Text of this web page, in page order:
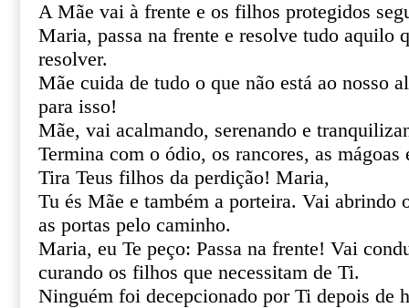
A Mãe vai à frente e os filhos protegidos
Maria, passa na frente e resolve tudo aquilo
resolver.
Mãe cuida de tudo o que não está ao nosso
para isso!
Mãe, vai acalmando, serenando e
Termina com o ódio, os rancores, as mágoas
Tira Teus filhos da perdição! Maria,
Tu és Mãe e também a porteira. Vai abrindo
as portas pelo caminho.
Maria, eu Te peço: Passa na frente! Vai
curando os filhos que necessitam de Ti.
Ninguém foi decepcionado por Ti depois de